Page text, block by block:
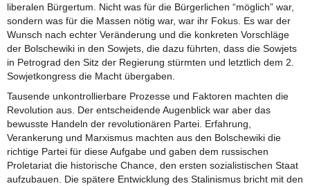
liberalen Bürgertum. Nicht was für die Bürgerlichen “möglich” war,
sondern was für die Massen nötig war, war ihr Fokus. Es war der
Wunsch nach echter Veränderung und die konkreten Vorschläge
der Bolschewiki in den Sowjets, die dazu führten, dass die Sowjets
in Petrograd den Sitz der Regierung stürmten und letztlich dem 2.
Sowjetkongress die Macht übergaben.
Tausende unkontrollierbare Prozesse und Faktoren machten die
Revolution aus. Der entscheidende Augenblick war aber das
bewusste Handeln der revolutionären Partei. Erfahrung,
Verankerung und Marxismus machten aus den Bolschewiki die
richtige Partei für diese Aufgabe und gaben dem russischen
Proletariat die historische Chance, den ersten sozialistischen Staat
aufzubauen. Die spätere Entwicklung des Stalinismus bricht mit den